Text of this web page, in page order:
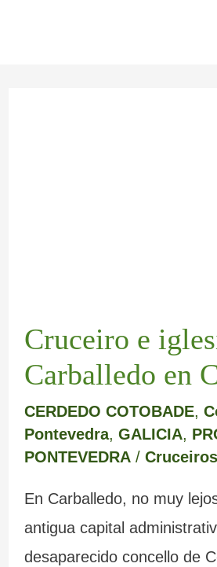
Cruceiro e
Carballedo en
CERDEDO COTOBADE,
Pontevedra, GALICIA,
PONTEVEDRA/ Cruceiros
En Carballedo, no muy
antigua capital
desaparecido concello de